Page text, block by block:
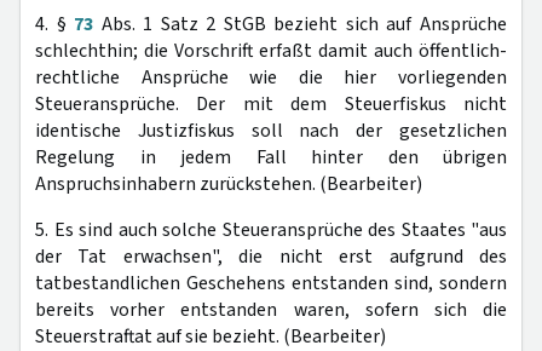
4. § 73 Abs. 1 Satz 2 StGB bezieht sich auf Ansprüche
schlechthin; die Vorschrift erfaßt damit auch öffentlich-
rechtliche Ansprüche wie die hier vorliegenden
Steueransprüche. Der mit dem Steuerfiskus nicht
identische Justizfiskus soll nach der gesetzlichen
Regelung in jedem Fall hinter den übrigen
Anspruchsinhabern zurückstehen. (Bearbeiter)
5. Es sind auch solche Steueransprüche des Staates "aus
der Tat erwachsen", die nicht erst aufgrund des
tatbestandlichen Geschehens entstanden sind, sondern
bereits vorher entstanden waren, sofern sich die
Steuerstraftat auf sie bezieht. (Bearbeiter)